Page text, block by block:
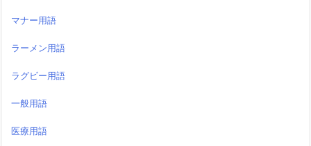
マナー用語
ラーメン用語
ラグビー用語
一般用語
医療用語